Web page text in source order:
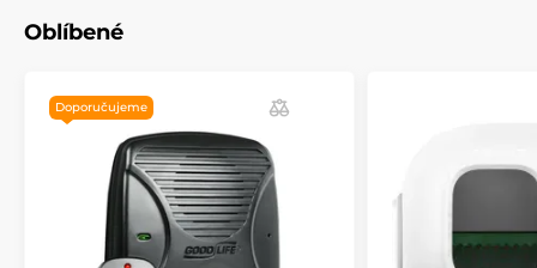
Oblíbené
Doporučujeme